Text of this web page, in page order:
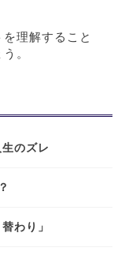
理解すること
。
のズレ
わり」